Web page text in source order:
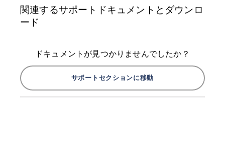
関連するサポートドキュメントとダウンロ
ード
ドキュメントが見つかりませんでしたか？
サポートセクションに移動